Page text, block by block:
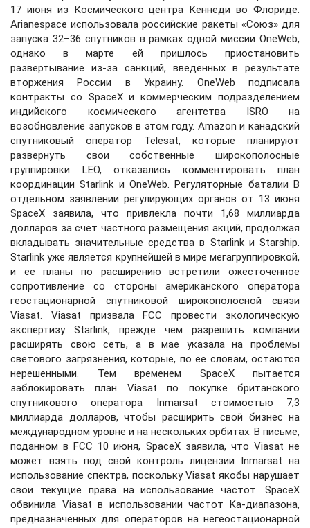
17 июня из Космического центра Кеннеди во Флориде.
Arianespace использовала российские ракеты «Союз» для
запуска 32–36 спутников в рамках одной миссии OneWeb,
однако в марте ей пришлось приостановить
развертывание из-за санкций, введенных в результате
вторжения России в Украину. OneWeb подписала
контракты со SpaceX и коммерческим подразделением
индийского космического агентства ISRO на
возобновление запусков в этом году. Amazon и канадский
спутниковый оператор Telesat, которые планируют
развернуть свои собственные широкополосные
группировки LEO, отказались комментировать план
координации Starlink и OneWeb. Регуляторные баталии В
отдельном заявлении регулирующих органов от 13 июня
SpaceX заявила, что привлекла почти 1,68 миллиарда
долларов за счет частного размещения акций, продолжая
вкладывать значительные средства в Starlink и Starship.
Starlink уже является крупнейшей в мире мегагруппировкой,
и ее планы по расширению встретили ожесточенное
сопротивление со стороны американского оператора
геостационарной спутниковой широкополосной связи
Viasat. Viasat призвала FCC провести экологическую
экспертизу Starlink, прежде чем разрешить компании
расширять свою сеть, а в мае указала на проблемы
светового загрязнения, которые, по ее словам, остаются
нерешенными. Тем временем SpaceX пытается
заблокировать план Viasat по покупке британского
спутникового оператора Inmarsat стоимостью 7,3
миллиарда долларов, чтобы расширить свой бизнес на
международном уровне и на нескольких орбитах. В письме,
поданном в FCC 10 июня, SpaceX заявила, что Viasat не
может взять под свой контроль лицензии Inmarsat на
использование спектра, поскольку Viasat якобы нарушает
свои текущие права на использование частот. SpaceX
обвинила Viasat в использовании частот Ka-диапазона,
предназначенных для операторов на негеостационарной